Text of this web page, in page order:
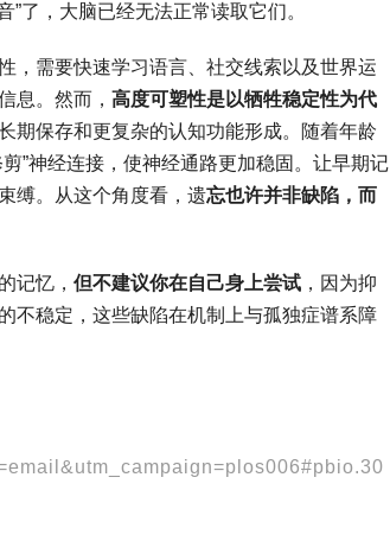
了，大脑已经无法正常读取它们。
，需要快速学习语言、社交线索以及世界运
息。然而， 高度可塑性是以牺牲稳定性为代
期保存和更复杂的认知功能形成。随着年龄
”神经连接，使神经通路更加稳固。让早期记
缚。从这个角度看，遗忘也许并非缺陷，而
记忆， 但不建议你在自己身上尝试 ，因为抑
不稳定，这些缺陷在机制上与孤独症谱系障